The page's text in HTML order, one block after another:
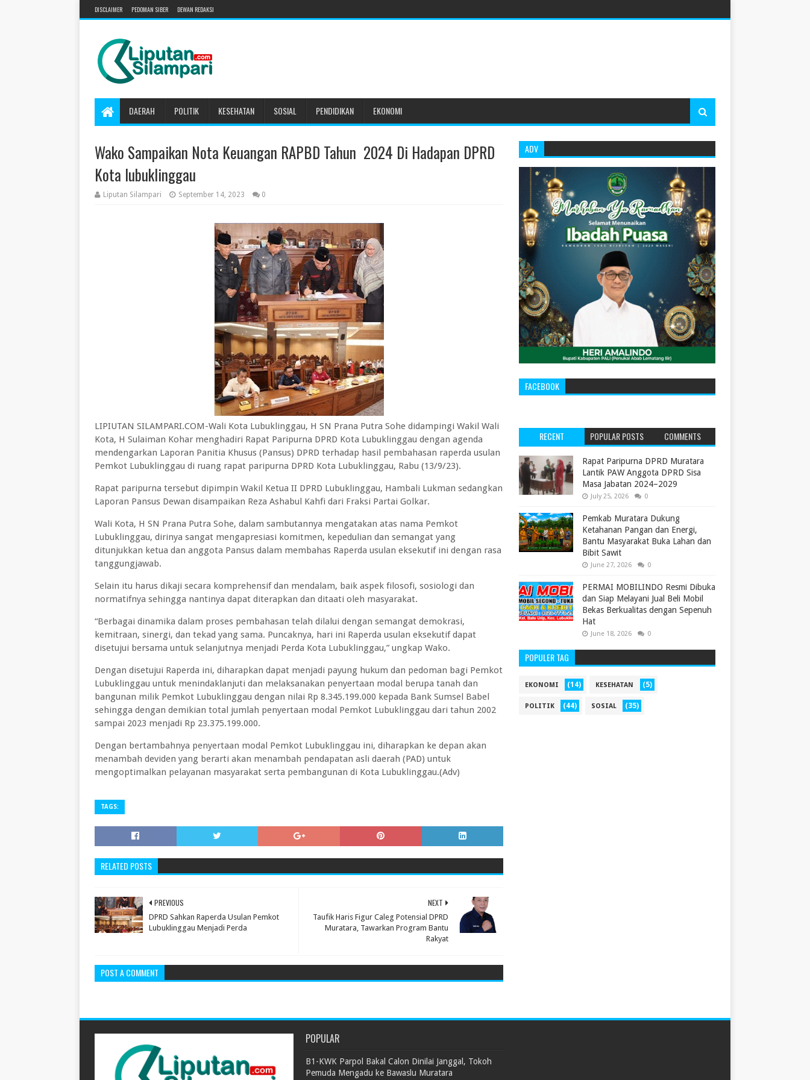
DISCLAIMER PEDOMAN SIBER DEWAN REDAKSI
DAERAH POLITIK KESEHATAN SOSIAL PENDIDIKAN EKONOMI
Wako Sampaikan Nota Keuangan RAPBD Tahun 2024 Di Hadapan DPRD
Kota lubuklinggau
Liputan Silampari September 14, 2023 0
LIPIUTAN SILAMPARI.COM-Wali Kota Lubuklinggau, H SN Prana Putra Sohe didampingi Wakil Wali
Kota, H Sulaiman Kohar menghadiri Rapat Paripurna DPRD Kota Lubuklinggau dengan agenda
mendengarkan Laporan Panitia Khusus (Pansus) DPRD terhadap hasil pembahasan raperda usulan
Pemkot Lubuklinggau di ruang rapat paripurna DPRD Kota Lubuklinggau, Rabu (13/9/23).
Rapat paripurna tersebut dipimpin Wakil Ketua II DPRD Lubuklinggau, Hambali Lukman sedangkan
Laporan Pansus Dewan disampaikan Reza Ashabul Kahfi dari Fraksi Partai Golkar.
Wali Kota, H SN Prana Putra Sohe, dalam sambutannya mengatakan atas nama Pemkot
Lubuklinggau, dirinya sangat mengapresiasi komitmen, kepedulian dan semangat yang
ditunjukkan ketua dan anggota Pansus dalam membahas Raperda usulan eksekutif ini dengan rasa
tanggungjawab.
Selain itu harus dikaji secara komprehensif dan mendalam, baik aspek filosofi, sosiologi dan
normatifnya sehingga nantinya dapat diterapkan dan ditaati oleh masyarakat.
“Berbagai dinamika dalam proses pembahasan telah dilalui dengan semangat demokrasi,
kemitraan, sinergi, dan tekad yang sama. Puncaknya, hari ini Raperda usulan eksekutif dapat
disetujui bersama untuk selanjutnya menjadi Perda Kota Lubuklinggau,” ungkap Wako.
Dengan disetujui Raperda ini, diharapkan dapat menjadi payung hukum dan pedoman bagi Pemkot
Lubuklinggau untuk menindaklanjuti dan melaksanakan penyertaan modal berupa tanah dan
bangunan milik Pemkot Lubuklinggau dengan nilai Rp 8.345.199.000 kepada Bank Sumsel Babel
sehingga dengan demikian total jumlah penyertaan modal Pemkot Lubuklinggau dari tahun 2002
sampai 2023 menjadi Rp 23.375.199.000.
Dengan bertambahnya penyertaan modal Pemkot Lubuklinggau ini, diharapkan ke depan akan
menambah deviden yang berarti akan menambah pendapatan asli daerah (PAD) untuk
mengoptimalkan pelayanan masyarakat serta pembangunan di Kota Lubuklinggau.(Adv)
TAGS:
RELATED POSTS
NEXT
Taufik Haris Figur Caleg Potensial DPRD
Muratara, Tawarkan Program Bantu
Rakyat
PREVIOUS
DPRD Sahkan Raperda Usulan Pemkot
Lubuklinggau Menjadi Perda
POST A COMMENT
ADV
FACEBOOK
RECENT POPULAR POSTS COMMENTS
‎Rapat Paripurna DPRD Muratara
Lantik PAW Anggota DPRD Sisa
Masa Jabatan 2024–2029 ‎
July 25, 2026 0
Pemkab Muratara Dukung
Ketahanan Pangan dan Energi,
Bantu Masyarakat Buka Lahan dan
Bibit Sawit
June 27, 2026 0
PERMAI MOBILINDO Resmi Dibuka
dan Siap Melayani Jual Beli Mobil
Bekas Berkualitas dengan Sepenuh
Hat
June 18, 2026 0
POPULER TAG
EKONOMI (14) KESEHATAN (5)
POLITIK (44) SOSIAL (35)
POPULAR
B1-KWK Parpol Bakal Calon Dinilai Janggal, Tokoh
Pemuda Mengadu ke Bawaslu Muratara